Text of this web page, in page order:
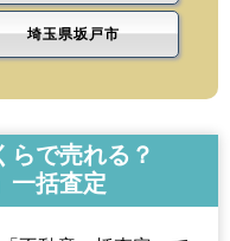
埼玉県坂戸市
らで売れる？
一括査定